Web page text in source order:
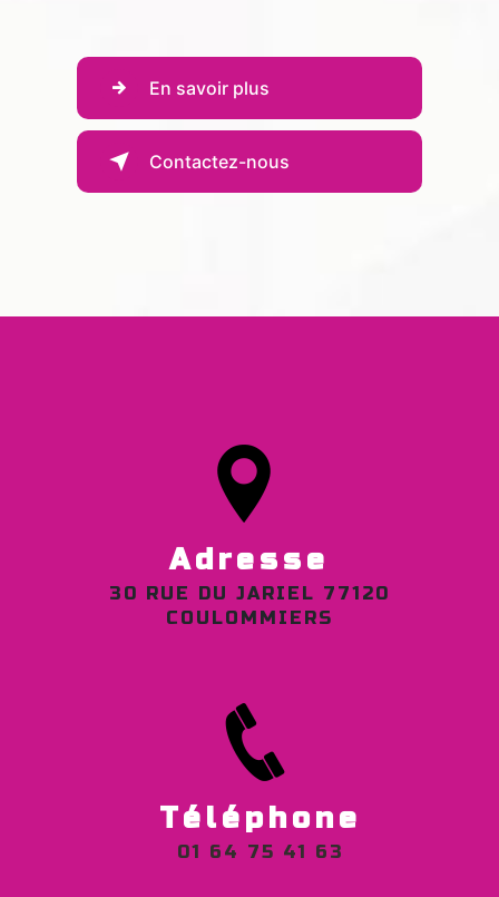
En savoir plus
Contactez-nous
Adresse
30 RUE DU JARIEL 77120
COULOMMIERS
Téléphone
01 64 75 41 63